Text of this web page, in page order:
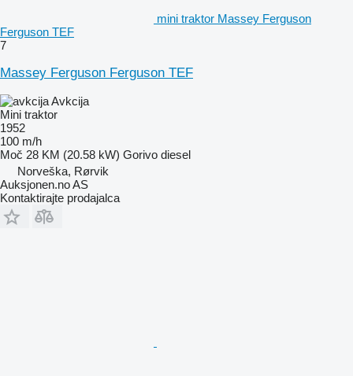
mini traktor Massey Ferguson
Ferguson TEF
7
Massey Ferguson Ferguson TEF
Avkcija
Mini traktor
1952
100 m/h
Moč 28 KM (20.58 kW) Gorivo diesel
Norveška, Rørvik
Auksjonen.no AS
Kontaktirajte prodajalca